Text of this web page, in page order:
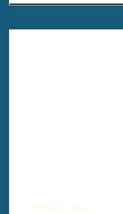
FESTIVAL 2024